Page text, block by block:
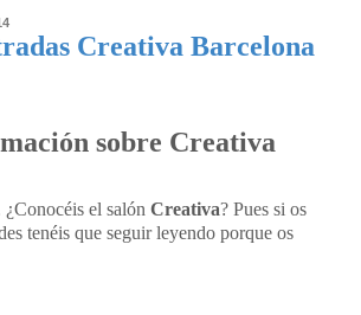
Creativa Barcelona
sobre Creativa
el salón Creativa? Pues si os
tenéis que seguir leyendo porque os